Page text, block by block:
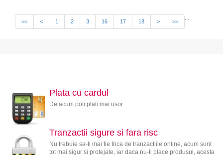
<< < 1 2 3 16 17 18 > >>
Plata cu cardul
De acum poti plati mai usor
Tranzactii sigure si fara risc
Nu trebuie sa-ti mai fie frica de tranzactiile online, acum sunt
tot mai sigur si protejate, iar daca nu-ti place produsul, acesta